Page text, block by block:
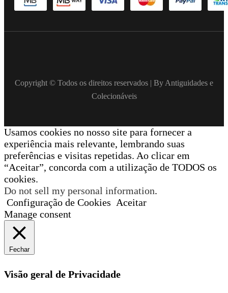
Copyright © Todos os direitos reservados | By Antiguidades e
Colecionáveis
Usamos cookies no nosso site para fornecer a
experiência mais relevante, lembrando suas
preferências e visitas repetidas. Ao clicar em
“Aceitar”, concorda com a utilização de TODOS os
cookies.
Do not sell my personal information.
Configuração de Cookies Aceitar
Manage consent
Fechar
Visão geral de Privacidade